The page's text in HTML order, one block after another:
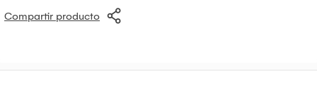
Compartir producto